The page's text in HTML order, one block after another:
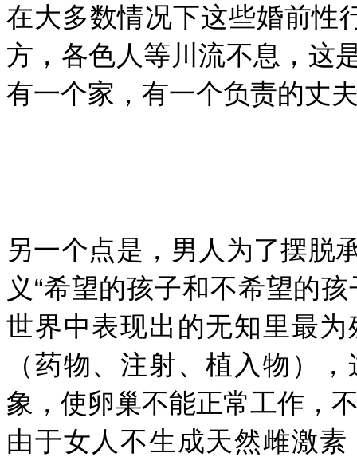
在大多数情况下这些婚前性
方，各色人等川流不息，这
有一个家，有一个负责的丈
另一个点是，男人为了摆脱
义“希望的孩子和不希望的
世界中表现出的无知里最
（药物、注射、植入物）
象，使卵巢不能正常工作，
由于女人不生成天然雌激